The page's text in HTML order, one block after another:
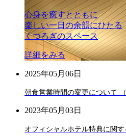
心身を癒すとともに
楽しい一日の余韻にひたる
くつろぎのスペース
詳細をみる
2025年05月06日
朝食営業時間の変更について （
2023年05月03日
オフィシャルホテル特典に関